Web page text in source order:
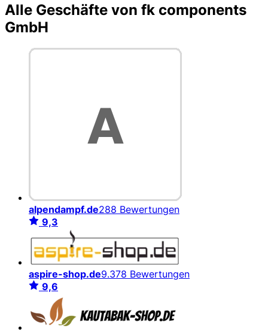
Alle Geschäfte von fk components
GmbH
alpendampf.de288 Bewertungen
9,3
aspire-shop.de9.378 Bewertungen
9,6